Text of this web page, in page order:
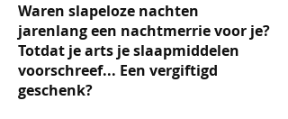
Waren slapeloze nachten
jarenlang een nachtmerrie voor je?
Totdat je arts je slaapmiddelen
voorschreef... Een vergiftigd
geschenk?